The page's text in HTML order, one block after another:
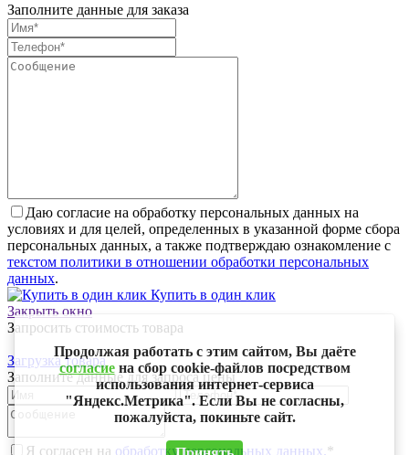
Заполните данные для заказа
Даю согласие на обработку персональных данных на
условиях и для целей, определенных в указанной форме сбора
персональных данных, а также подтверждаю ознакомление с
текстом политики в отношении обработки персональных
данных.
Купить в один клик
Закрыть окно
Запросить стоимость товара
Загрузка товара
Заполните данные для запроса цены
Я согласен на обработку персональных данных.*
Продолжая работать с этим сайтом, Вы даёте
согласиена сбор cookie-файлов посредством
использования интернет-сервиса
"Яндекс.Метрика". Если Вы не согласны,
пожалуйста, покиньте сайт.